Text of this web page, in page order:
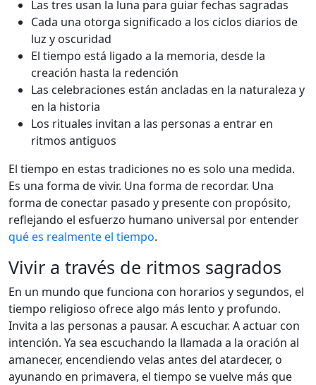
Las tres usan la luna para guiar fechas sagradas
Cada una otorga significado a los ciclos diarios de
luz y oscuridad
El tiempo está ligado a la memoria, desde la
creación hasta la redención
Las celebraciones están ancladas en la naturaleza y
en la historia
Los rituales invitan a las personas a entrar en
ritmos antiguos
El tiempo en estas tradiciones no es solo una medida.
Es una forma de vivir. Una forma de recordar. Una
forma de conectar pasado y presente con propósito,
reflejando el esfuerzo humano universal por entender
qué es realmente el tiempo.
Vivir a través de ritmos sagrados
En un mundo que funciona con horarios y segundos, el
tiempo religioso ofrece algo más lento y profundo.
Invita a las personas a pausar. A escuchar. A actuar con
intención. Ya sea escuchando la llamada a la oración al
amanecer, encendiendo velas antes del atardecer, o
ayunando en primavera, el tiempo se vuelve más que